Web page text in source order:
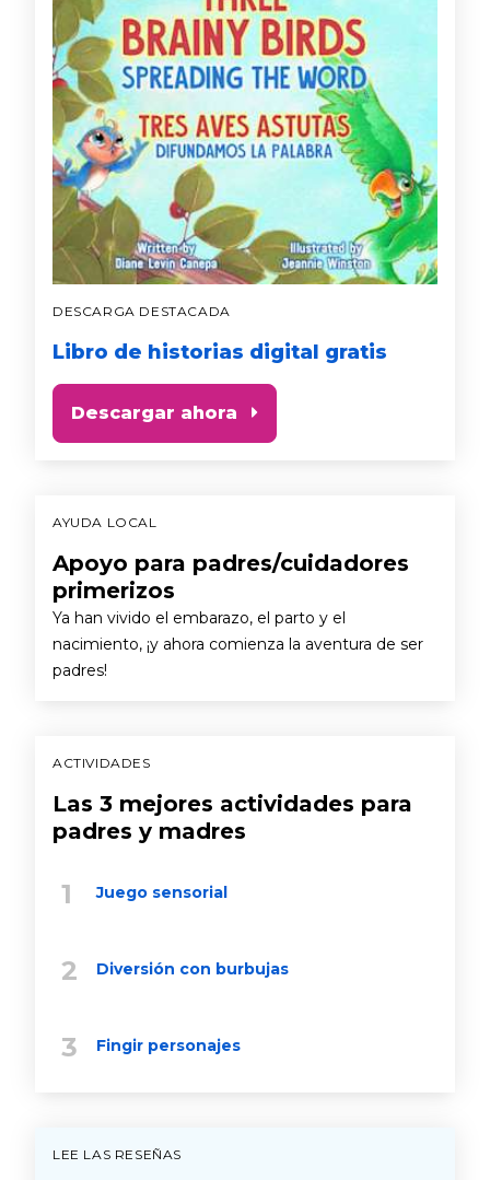
DESCARGA DESTACADA
Libro de historias digital gratis
Descargar ahora
AYUDA LOCAL
Apoyo para padres/cuidadores
primerizos
Ya han vivido el embarazo, el parto y el
nacimiento, ¡y ahora comienza la aventura de ser
padres!
ACTIVIDADES
Las 3 mejores actividades para
padres y madres
Juego sensorial
Diversión con burbujas
Fingir personajes
LEE LAS RESEÑAS